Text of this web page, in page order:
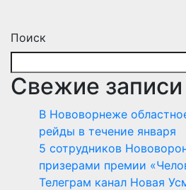
Поиск
Свежие записи
В Нововорнеже
рейды в течение января
5 сотрудников
призерами премии
Телеграм канал Новая